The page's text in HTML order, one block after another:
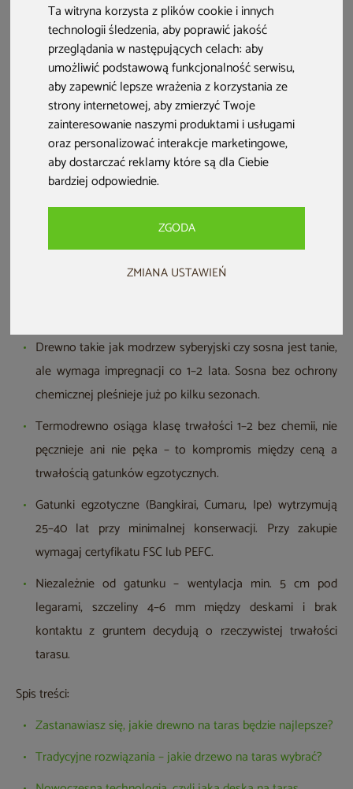
Ta witryna korzysta z plików cookie i innych
technologii śledzenia, aby poprawić jakość
przeglądania w następujących celach:aby
umożliwić podstawową funkcjonalność serwisu,
aby zapewnić lepsze wrażenia z korzystania ze
strony internetowej,aby zmierzyć Twoje
zainteresowanie naszymi produktami i usługami
oraz personalizować interakcje marketingowe,
aby dostarczać reklamy które są dla Ciebie
bardziej odpowiednie.
ZGODA
ZMIANA USTAWIEŃ
mróz. Dlatego najczęściej polecane są gatunki
egzotyczne. Nie zapomnij także o odpowiedniej
impregnacji! Zobacz, jakie drewno na taras nadaje się
najlepiej!
Drewno takie jak modrzew syberyjski czy sosna jest tanie,
ale wymaga impregnacji co 1–2 lata. Sosna bez ochrony
chemicznej pleśnieje już po kilku sezonach.
Termodrewno osiąga klasę trwałości 1–2 bez chemii, nie
pęcznieje ani nie pęka – to kompromis między ceną a
trwałością gatunków egzotycznych.
Gatunki egzotyczne (Bangkirai, Cumaru, Ipe) wytrzymują
25–40 lat przy minimalnej konserwacji. Przy zakupie
wymagaj certyfikatu FSC lub PEFC.
Niezależnie od gatunku – wentylacja min. 5 cm pod
legarami, szczeliny 4–6 mm między deskami i brak
kontaktu z gruntem decydują o rzeczywistej trwałości
tarasu.
Spis treści:
Zastanawiasz się, jakie drewno na taras będzie najlepsze?
Tradycyjne rozwiązania – jakie drzewo na taras wybrać?